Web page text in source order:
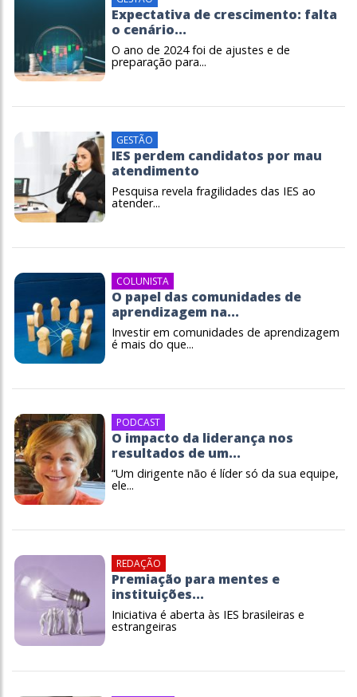
Expectativa de crescimento: falta
o cenário...
O ano de 2024 foi de ajustes e de
preparação para...
GESTÃO
IES perdem candidatos por mau
atendimento
Pesquisa revela fragilidades das IES ao
atender...
COLUNISTA
O papel das comunidades de
aprendizagem na...
Investir em comunidades de aprendizagem
é mais do que...
PODCAST
O impacto da liderança nos
resultados de um...
“Um dirigente não é líder só da sua equipe,
ele...
REDAÇÃO
Premiação para mentes e
instituições...
Iniciativa é aberta às IES brasileiras e
estrangeiras